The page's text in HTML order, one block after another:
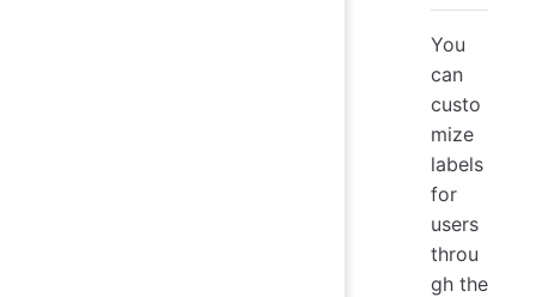
You
can
custo
mize
labels
for
users
throu
gh the